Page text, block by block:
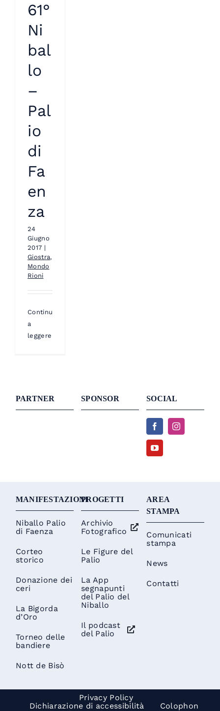
61°
Ni
bal
lo
–
Pal
io
di
Fa
en
za
24
Giugno
2017 |
Giostra,
Mondo
Rioni
Continua
a
leggere
PARTNER SPONSOR SOCIAL
MANIFESTAZIONI
Niballo Palio
di Faenza
Corteo
storico
Donazione dei
ceri
La Bigorda
d’Oro
Torneo delle
bandiere
Nott de Bisò
PROGETTI
Archivio
Fotografico
Le Figure del
Palio
La App
segnapunti
del Palio del
Niballo
Il podcast
del Palio
AREA
STAMPA
Comunicati
stampa
News
Contatti
Privacy Policy
Dichiarazione di accessibilità
Colophon